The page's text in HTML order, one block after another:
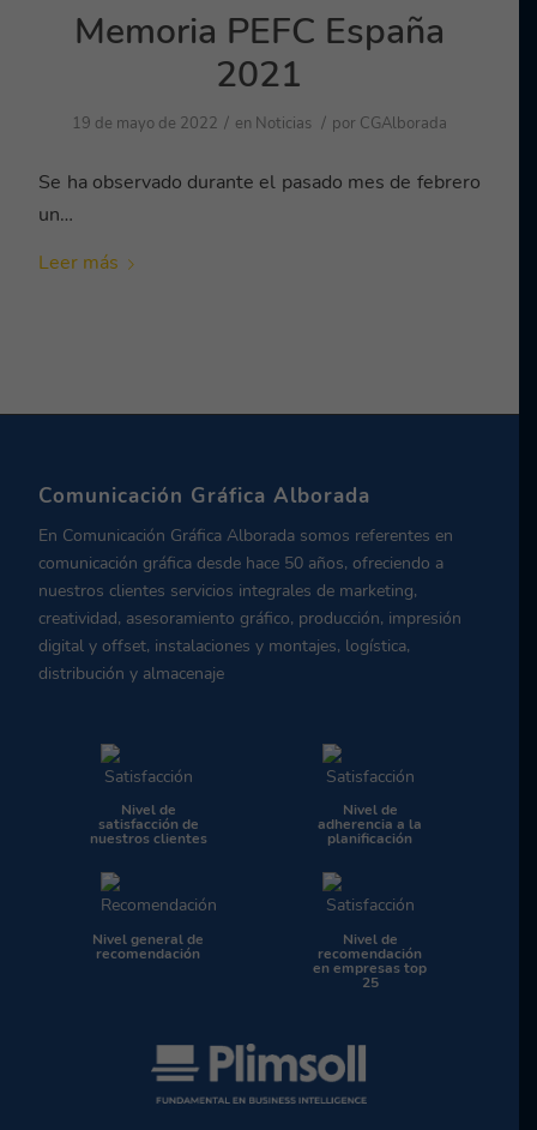
Memoria PEFC España
2021
19 de mayo de 2022 / en Noticias / por CGAlborada
Se ha observado durante el pasado mes de febrero
un…
Leer más
Comunicación Gráfica Alborada
En Comunicación Gráfica Alborada somos referentes en
comunicación gráfica desde hace 50 años, ofreciendo a
nuestros clientes servicios integrales de marketing,
creatividad, asesoramiento gráfico, producción, impresión
digital y offset, instalaciones y montajes, logística,
distribución y almacenaje
Nivel de
satisfacción de
nuestros clientes
Nivel de
adherencia a la
planificación
Nivel general de
recomendación
Nivel de
recomendación
en empresas top
25